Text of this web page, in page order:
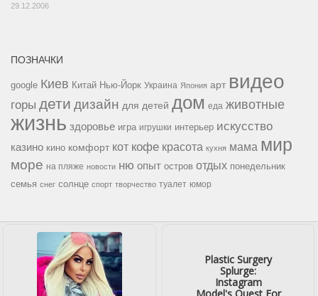
29.12.2006
ПОЗНАЧКИ
google Киев Китай Нью-Йорк Украина Япония арт видео
горы дети дизайн для детей дом еда животные
жизнь здоровье игра игрушки интерьер искусство
казино кино комфорт кот кофе красота кухня мама мир
море на пляже новости ню опыт остров отдых понедельник
семья снег солнце спорт творчество туалет юмор